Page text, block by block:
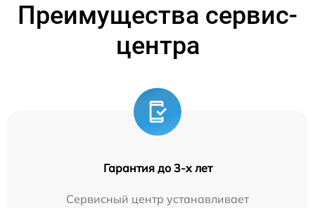
Преимущества сервис-
центра
Гарантия до 3-х лет
Сервисный центр устанавливает